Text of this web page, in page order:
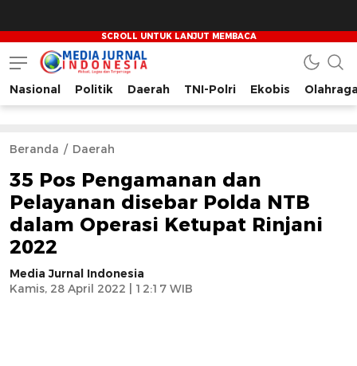
Media Jurnal Indonesia
Bersama Membangun Indonesia
Nasional Politik Daerah TNI-Polri Ekobis
Beranda Daerah
35 Pos Pengamanan dan
Pelayanan disebar Polda NTB
dalam Operasi Ketupat Rinjani
2022
Media Jurnal Indonesia
Kamis, 28 April 2022 | 12:17 WIB